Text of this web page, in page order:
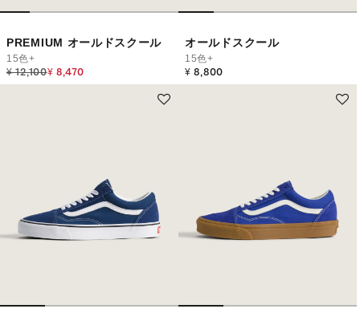
PREMIUM オールドスクール
15色+
Price reduced from
¥ 12,100to
¥ 8,470
オールドスクール
15色+
¥ 8,800